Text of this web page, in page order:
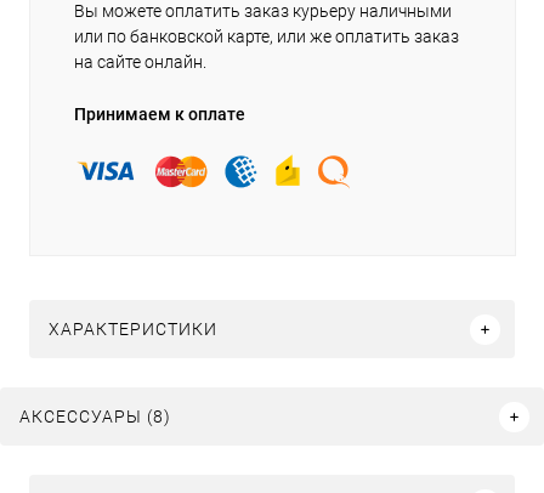
Вы можете оплатить заказ курьеру наличными
или по банковской карте, или же оплатить заказ
на сайте онлайн.
Принимаем к оплате
ХАРАКТЕРИСТИКИ
АКСЕССУАРЫ (8)